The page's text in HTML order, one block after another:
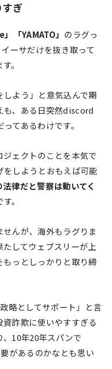
ぎ
」「YAMATO」 のラグっ
ーサだけを抜き取って
。
よう」と意気込んで期
も、ある日突然discord
てあるわけです。
ェクトのことを本気で
しようとおもえば可能
法律だと警察は動いてく
。
んが、海外もラグりま
してウェブスリーが上
っとしっかりと取り締
略としてサポート」と言
詐欺に使いやすすぎる
10年20年スパンで
があるのかなとも思い